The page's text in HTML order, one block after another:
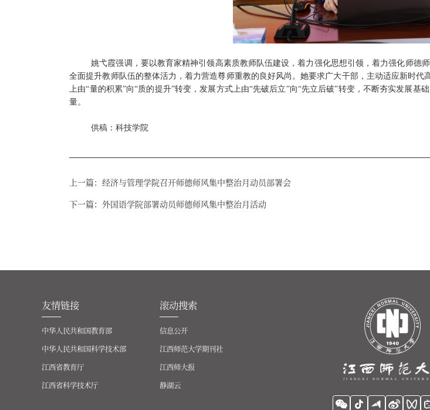
姚弋霞强调，要以教育家精神引领高素质教师队伍建设，着力强化思想引领，着力强化师德
全面提升教师队伍的整体活力，着力营造尊师重教的良好风尚。她要求广大干部，主动适应新时
上由“量的积累”向“质的提升”转变，发展方式上由“先破后立”向“先立后破”转变，不断夯实发展
量。
供稿：科技学院
上一篇：经济与管理学院召开师德师风集中整治月动员部署会
下一篇：外国语学院部署动员师德师风集中整治月活动
友情链接
中华人民共和国教育部
中华人民共和国科学技术部
江西省教育厅
江西省科学技术厅
滚动搜索
信息公开
江西师范大学期刊社
江西师大报
静湖云